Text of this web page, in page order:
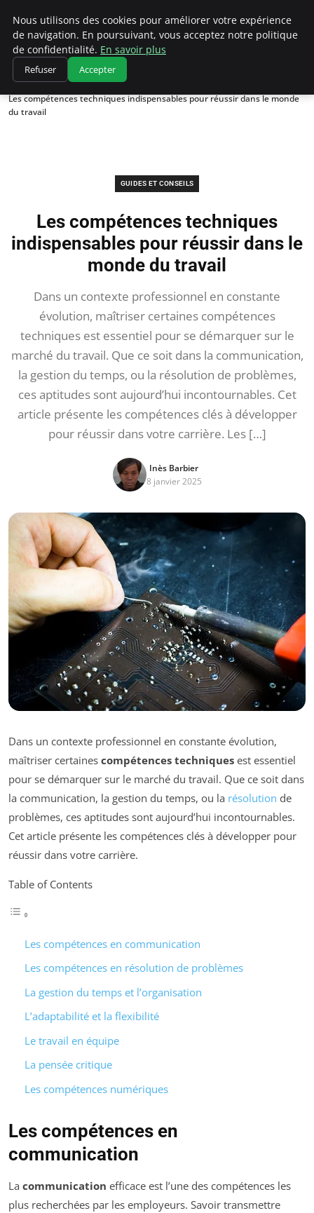
Chasseur De Tête
Accueil
Guides et Conseils
Les compétences techniques indispensables pour réussir dans le monde
du travail
GUIDES ET CONSEILS
Les compétences techniques
indispensables pour réussir dans le
monde du travail
Dans un contexte professionnel en constante
évolution, maîtriser certaines compétences
techniques est essentiel pour se démarquer sur le
marché du travail. Que ce soit dans la communication,
la gestion du temps, ou la résolution de problèmes,
ces aptitudes sont aujourd’hui incontournables. Cet
article présente les compétences clés à développer
pour réussir dans votre carrière. Les […]
Inès Barbier
8 janvier 2025
Dans un contexte professionnel en constante évolution,
maîtriser certaines compétences techniques est essentiel
pour se démarquer sur le marché du travail. Que ce soit dans
la communication, la gestion du temps, ou la résolution de
problèmes, ces aptitudes sont aujourd’hui incontournables.
Cet article présente les compétences clés à développer pour
réussir dans votre carrière.
Table of Contents
Les compétences en communication
Les compétences en résolution de problèmes
La gestion du temps et l’organisation
L’adaptabilité et la flexibilité
Le travail en équipe
La pensée critique
Les compétences numériques
Les compétences en
communication
La communication efficace est l’une des compétences les
plus recherchées par les employeurs. Savoir transmettre
Nous utilisons des cookies pour améliorer votre expérience
de navigation. En poursuivant, vous acceptez notre politique
de confidentialité. En savoir plus
Refuser Accepter